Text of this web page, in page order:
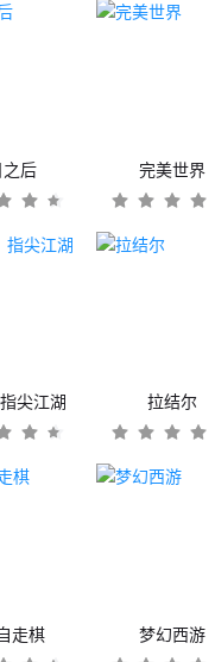
后 完美世界
尖江湖 拉结尔
走棋 梦幻西游